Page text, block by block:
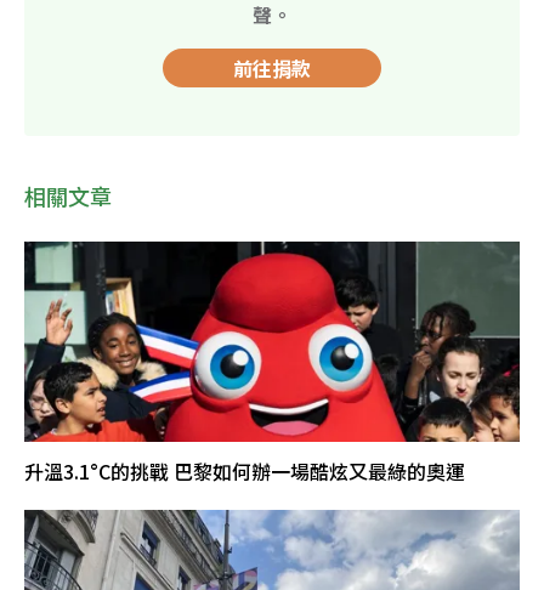
聲。
前往捐款
相關文章
升溫3.1°C的挑戰 巴黎如何辦一場酷炫又最綠的奧運